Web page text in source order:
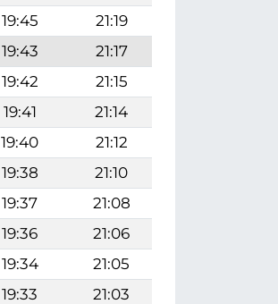
19:45
21:19
19:43
21:17
19:42
21:15
19:41
21:14
19:40
21:12
19:38
21:10
19:37
21:08
19:36
21:06
19:34
21:05
19:33
21:03